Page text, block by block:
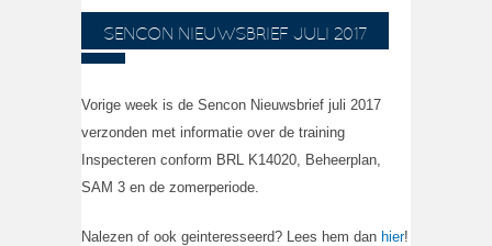
SENCON NIEUWSBRIEF JULI 2017
Vorige week is de Sencon Nieuwsbrief juli 2017
verzonden met informatie over de training
Inspecteren conform BRL K14020, Beheerplan,
SAM 3 en de zomerperiode.
Nalezen of ook geinteresseerd? Lees hem dan hier!